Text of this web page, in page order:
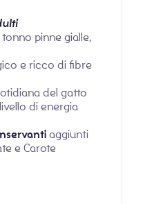
pinne gialle,
e ricco di fibre
del gatto
di energia
aggiunti
e Carote